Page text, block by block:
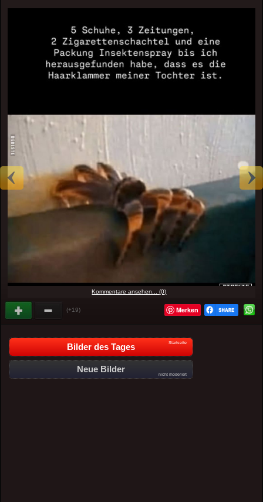
Kommentare ansehen... (0)
(+19) Merken
Bilder des Tages Startseite
Neue Bilder
nicht moderiert